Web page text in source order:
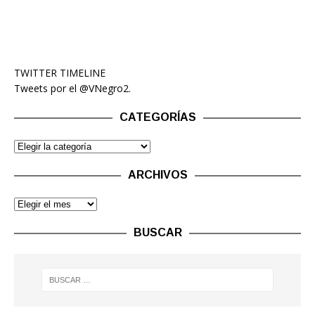
TWITTER TIMELINE
Tweets por el @VNegro2.
CATEGORÍAS
ARCHIVOS
BUSCAR